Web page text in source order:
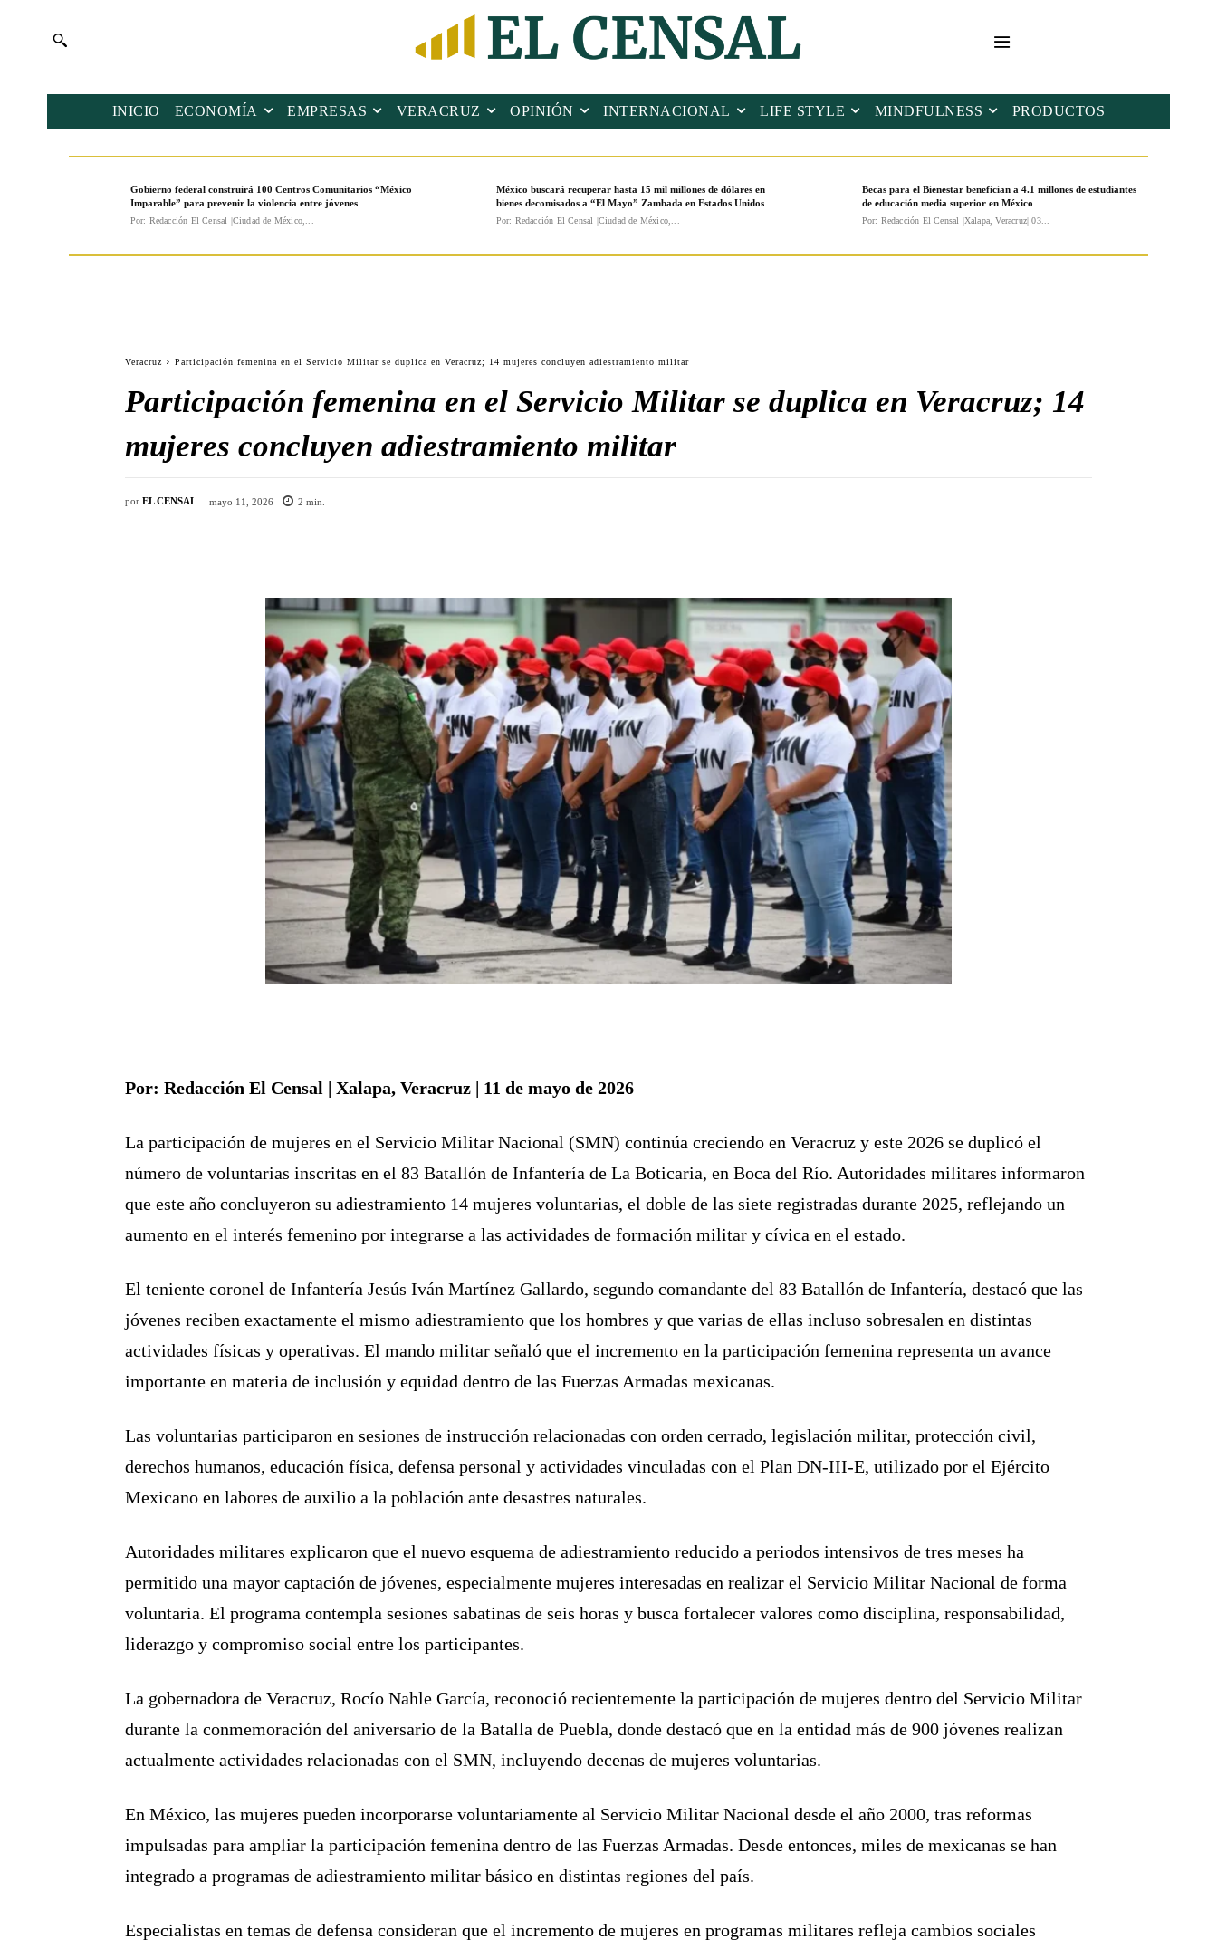
INICIO ECONOMÍA EMPRESAS VERACRUZ OPINIÓN INTERNACIONAL LIFE STYLE MINDFULNESS PRODUCTOS
Gobierno federal construirá 100 Centros Comunitarios “México
Imparable” para prevenir la violencia entre jóvenes
Por: Redacción El Censal |Ciudad de México,...
México buscará recuperar hasta 15 mil millones de dólares en
bienes decomisados a “El Mayo” Zambada en Estados Unidos
Por: Redacción El Censal |Ciudad de México,...
Becas para el Bienestar benefician a 4.1 millones de estudiantes
de educación media superior en México
Por: Redacción El Censal |Xalapa, Veracruz| 03...
Veracruz Participación femenina en el Servicio Militar se duplica en Veracruz; 14 mujeres concluyen adiestramiento militar
Participación femenina en el Servicio Militar se duplica en Veracruz; 14
mujeres concluyen adiestramiento militar
por EL CENSAL mayo 11, 2026 2 min.
Por: Redacción El Censal | Xalapa, Veracruz | 11 de mayo de 2026
La participación de mujeres en el Servicio Militar Nacional (SMN) continúa creciendo en Veracruz y este 2026 se duplicó el
número de voluntarias inscritas en el 83 Batallón de Infantería de La Boticaria, en Boca del Río. Autoridades militares informaron
que este año concluyeron su adiestramiento 14 mujeres voluntarias, el doble de las siete registradas durante 2025, reflejando un
aumento en el interés femenino por integrarse a las actividades de formación militar y cívica en el estado.
El teniente coronel de Infantería Jesús Iván Martínez Gallardo, segundo comandante del 83 Batallón de Infantería, destacó que las
jóvenes reciben exactamente el mismo adiestramiento que los hombres y que varias de ellas incluso sobresalen en distintas
actividades físicas y operativas. El mando militar señaló que el incremento en la participación femenina representa un avance
importante en materia de inclusión y equidad dentro de las Fuerzas Armadas mexicanas.
Las voluntarias participaron en sesiones de instrucción relacionadas con orden cerrado, legislación militar, protección civil,
derechos humanos, educación física, defensa personal y actividades vinculadas con el Plan DN-III-E, utilizado por el Ejército
Mexicano en labores de auxilio a la población ante desastres naturales.
Autoridades militares explicaron que el nuevo esquema de adiestramiento reducido a periodos intensivos de tres meses ha
permitido una mayor captación de jóvenes, especialmente mujeres interesadas en realizar el Servicio Militar Nacional de forma
voluntaria. El programa contempla sesiones sabatinas de seis horas y busca fortalecer valores como disciplina, responsabilidad,
liderazgo y compromiso social entre los participantes.
La gobernadora de Veracruz, Rocío Nahle García, reconoció recientemente la participación de mujeres dentro del Servicio Militar
durante la conmemoración del aniversario de la Batalla de Puebla, donde destacó que en la entidad más de 900 jóvenes realizan
actualmente actividades relacionadas con el SMN, incluyendo decenas de mujeres voluntarias.
En México, las mujeres pueden incorporarse voluntariamente al Servicio Militar Nacional desde el año 2000, tras reformas
impulsadas para ampliar la participación femenina dentro de las Fuerzas Armadas. Desde entonces, miles de mexicanas se han
integrado a programas de adiestramiento militar básico en distintas regiones del país.
Especialistas en temas de defensa consideran que el incremento de mujeres en programas militares refleja cambios sociales